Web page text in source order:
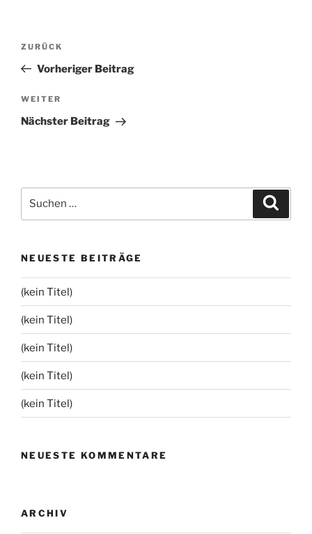
Beitragsnavigation
Vorheriger
Beitrag
ZURÜCK
Vorheriger Beitrag
Nächster
Beitrag
WEITER
Nächster Beitrag
nach:
NEUESTE BEITRÄGE
(kein Titel)
(kein Titel)
(kein Titel)
(kein Titel)
(kein Titel)
NEUESTE KOMMENTARE
ARCHIV